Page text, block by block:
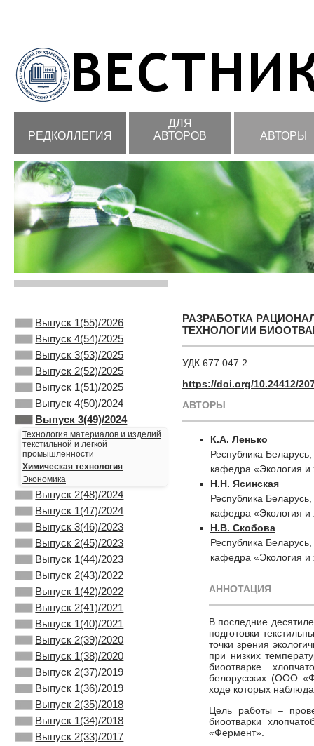
РЕДКОЛЛЕГИЯ
ДЛЯ
АВТОРОВ
АВТОРЫ
Выпуск 1(55)/2026
Выпуск 4(54)/2025
Выпуск 3(53)/2025
Выпуск 2(52)/2025
Выпуск 1(51)/2025
Выпуск 4(50)/2024
Выпуск 3(49)/2024
Технология материалов и изделий
текстильной и легкой
промышленности
Химическая технология
Экономика
Выпуск 2(48)/2024
Выпуск 1(47)/2024
Выпуск 3(46)/2023
Выпуск 2(45)/2023
Выпуск 1(44)/2023
Выпуск 2(43)/2022
Выпуск 1(42)/2022
Выпуск 2(41)/2021
Выпуск 1(40)/2021
Выпуск 2(39)/2020
Выпуск 1(38)/2020
Выпуск 2(37)/2019
Выпуск 1(36)/2019
Выпуск 2(35)/2018
Выпуск 1(34)/2018
Выпуск 2(33)/2017
РАЗРАБОТКА
ТЕХНОЛОГИИ
УДК 677.047.2
https://doi.org/10.24412/
АВТОРЫ
К.А. Ленько
Республика
кафедра «Экология и
Н.Н. Ясинская
Республика
кафедра «Экология и
Н.В. Скобова
Республика
кафедра «Экология и
АННОТАЦИЯ
В последние
подготовки
точки зрения
при низких
биоотварке
белорусских (ООО
ходе которых
Цель работы –
биоотварки
«Фермент».